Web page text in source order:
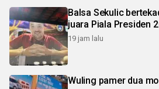
Balsa Sekulic
juara Piala Presiden
19 jam lalu
Wuling pamer dua